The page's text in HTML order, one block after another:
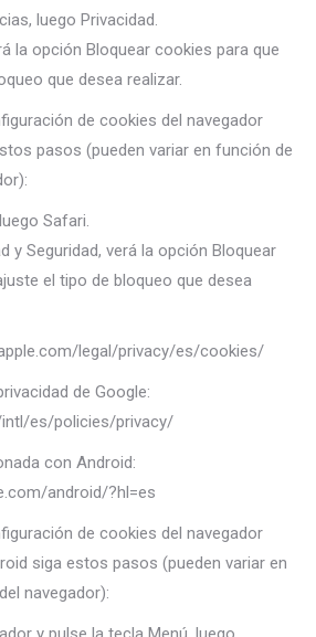
luego Privacidad.
la opción Bloquear cookies para que
que desea realizar.
de cookies del navegador
pasos (pueden variar en función de
Safari.
y Seguridad, verá la opción Bloquear
el tipo de bloqueo que desea
legal/privacy/es/cookies/
de Google:
es/policies/privacy/
con Android:
android/?hl=es
de cookies del navegador
siga estos pasos (pueden variar en
navegador):